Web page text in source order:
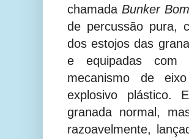
chamada Bunker
de percussão pura,
dos estojos das
e equipadas com
mecanismo de
explosivo plástico.
granada normal,
razoavelmente,